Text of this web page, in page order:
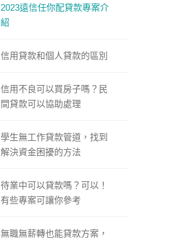
2023遠信任你配貸款專案介
紹
信用貸款和個人貸款的區別
信用不良可以買房子嗎？民
間貸款可以協助處理
學生無工作貸款管道，找到
解決資金困擾的方法
待業中可以貸款嗎？可以！
有些專案可讓你參考
無職無薪轉也能貸款方案，